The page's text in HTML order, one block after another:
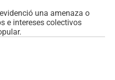
una amenaza o
e intereses colectivos